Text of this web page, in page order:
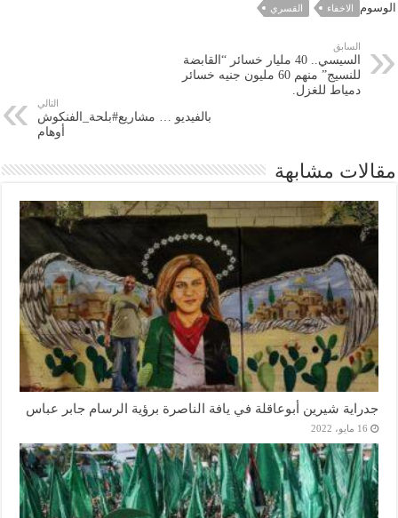
الوسوم الاخفاء القسري
السابق
السيسي.. 40 مليار خسائر “القابضة
للنسيج” منهم 60 مليون جنيه خسائر
دمياط للغزل.
التالي
بالفيديو … مشاريع#بلحة_الفنكوش
أوهام
مقالات مشابهة
جدراية شيرين أبوعاقلة في يافة الناصرة برؤية الرسام جابر عباس
16 مايو، 2022